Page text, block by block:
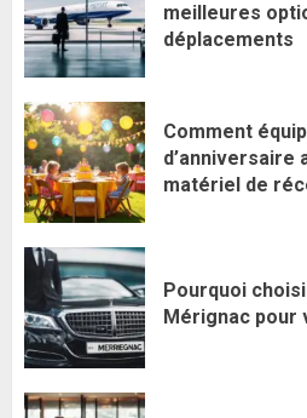
meilleures
déplacements
Comment
d’anniversaire
matériel de
Pourquoi
Mérignac pour